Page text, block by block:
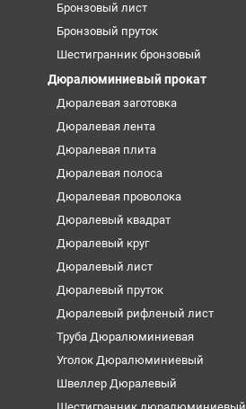
Бронзовый лист
Бронзовый пруток
Шестигранник бронзовый
Дюралюминиевый прокат
Дюралевая заготовка
Дюралевая лента
Дюралевая плита
Дюралевая полоса
Дюралевая проволока
Дюралевый квадрат
Дюралевый круг
Дюралевый лист
Дюралевый пруток
Дюралевый рифленый лист
Труба Дюралюминиевая
Уголок Дюралюминиевый
Швеллер Дюралевый